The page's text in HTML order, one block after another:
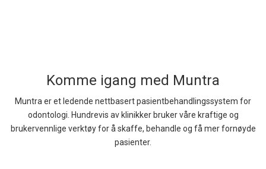
Komme igang med Muntra
Muntra er et ledende nettbasert pasientbehandlingssystem for
odontologi. Hundrevis av klinikker bruker våre kraftige og
brukervennlige verktøy for å skaffe, behandle og få mer fornøyde
pasienter.